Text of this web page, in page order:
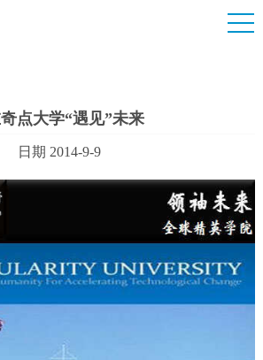
点大学“遇见”未来
日期 2014-9-9